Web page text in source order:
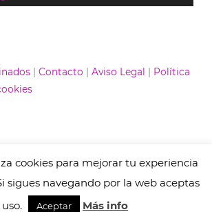
|Contacto |Aviso Legal | Política
licencia Creative Commons (CC)
y Redes online. Otros contenidos se
cookies para mejorar tu experiencia
sigues navegando por la web aceptas
Aceptar Más info